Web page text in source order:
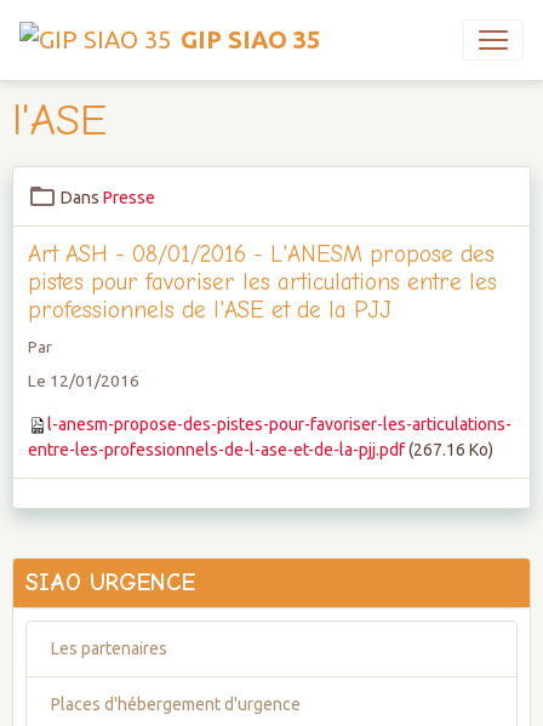
GIP SIAO 35
l'ASE
Dans Presse
Art ASH - 08/01/2016 - L'ANESM propose des
pistes pour favoriser les articulations entre les
professionnels de l'ASE et de la PJJ
Par
Le 12/01/2016
l-anesm-propose-des-pistes-pour-favoriser-les-articulations-
entre-les-professionnels-de-l-ase-et-de-la-pjj.pdf(267.16 Ko)
SIAO URGENCE
Les partenaires
Places d'hébergement d'urgence